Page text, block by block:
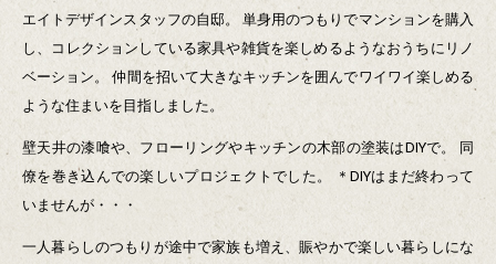
エイトデザインスタッフの自邸。
単身用のつもりでマンションを購入
し、コレクションしている家具や雑貨を楽しめるようなおうちにリノ
ベーション。
仲間を招いて大きなキッチンを囲んでワイワイ楽しめる
ような住まいを目指しました。
壁天井の漆喰や、フローリングやキッチンの木部の塗装はDIYで。
同
僚を巻き込んでの楽しいプロジェクトでした。
＊DIYはまだ終わって
いませんが・・・
一人暮らしのつもりが途中で家族も増え、賑やかで楽しい暮らしにな